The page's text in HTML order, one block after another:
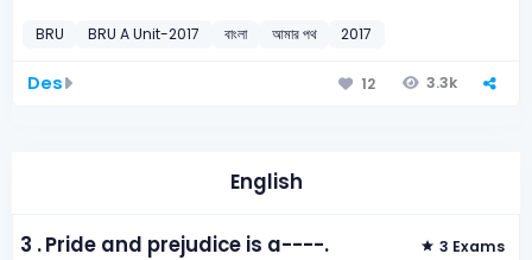
BRU BRU A Unit-2017 বাংলা আমার পথ 2017
Des 12 3.3k
English
3 .Pride and prejudice is a----. 3 Exams